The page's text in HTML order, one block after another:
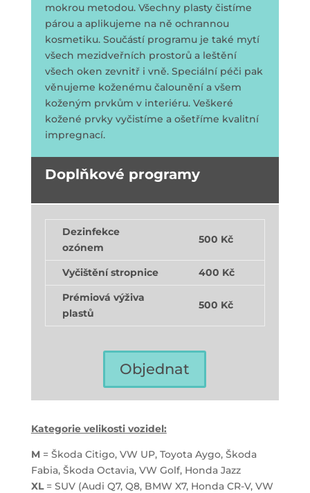
mokrou metodou. Všechny plasty čistíme
párou a aplikujeme na ně ochrannou
kosmetiku. Součástí programu je také mytí
všech mezidveřních prostorů a leštění
všech oken zevnitř i vně. Speciální péči pak
věnujeme koženému čalounění a všem
koženým prvkům v interiéru. Veškeré
kožené prvky vyčistíme a ošetříme kvalitní
impregnací.
Doplňkové programy
Dezinfekce
ozónem
500 Kč
Vyčištění stropnice
400 Kč
Prémiová výživa
plastů
500 Kč
Objednat
Kategorie velikosti vozidel:
M = Škoda Citigo, VW UP, Toyota Aygo, Škoda
Fabia, Škoda Octavia, VW Golf, Honda Jazz
XL = SUV (Audi Q7, Q8, BMW X7, Honda CR-V, VW